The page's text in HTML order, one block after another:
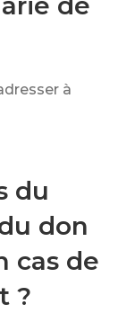
à
du
don
cas de
?